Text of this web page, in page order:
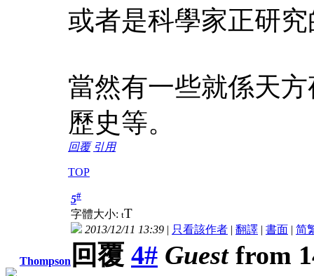
或者是科學家正研
當然有一些就係天
歷史等。
回覆 引用
TOP
Thompson
5#
字體大小: tT
2013/12/11 13:39 | 只看該作者 | 翻譯 | 書面 | 简
回覆 4# Guestfrom